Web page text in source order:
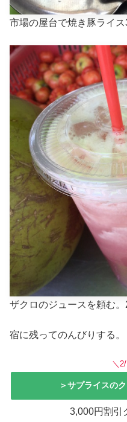
市場の屋台で焼き豚ライス
ザクロのジュースを頼む。
宿に残ってのんびりする。
＼
＞サプライスの
3,000円割引